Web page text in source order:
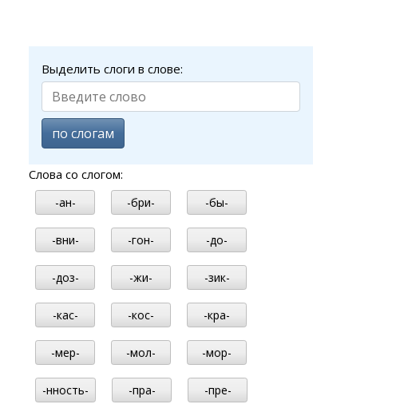
Выделить слоги в слове:
по слогам
Слова со слогом:
-ан- -бри- -бы-
-вни- -гон- -до-
-доз- -жи- -зик-
-кас- -кос- -кра-
-мер- -мол- -мор-
-нность- -пра- -пре-